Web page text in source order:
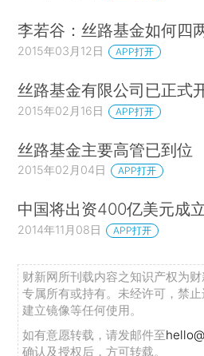
李若谷：丝路基金如何四
2015年03月12日 APP打开
丝路基金有限公司已正式
2015年02月16日 APP打开
丝路基金主要高管已到位
2015年02月04日 APP打开
中国将出资400亿美元成
2014年11月08日 APP打开
财新网所刊载内容之知识产权为
专属所有或持有。未经许可，禁
建立镜像等任何使用。
如有意愿转载，请发邮件至
确认及授权后，方可转载。